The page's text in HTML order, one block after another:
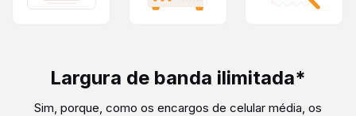
Largura de banda ilimitada*
Sim, porque, como os encargos de celular média, os